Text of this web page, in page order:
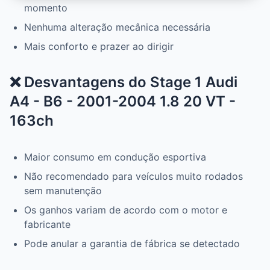
momento
Nenhuma alteração mecânica necessária
Mais conforto e prazer ao dirigir
❌ Desvantagens do Stage 1 Audi
A4 - B6 - 2001-2004 1.8 20 VT -
163ch
Maior consumo em condução esportiva
Não recomendado para veículos muito rodados
sem manutenção
Os ganhos variam de acordo com o motor e
fabricante
Pode anular a garantia de fábrica se detectado